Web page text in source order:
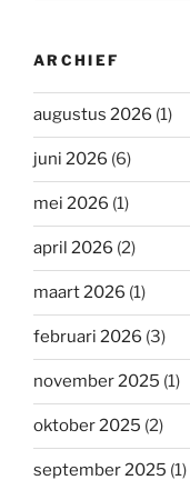
ARCHIEF
augustus 2026 (1)
juni 2026 (6)
mei 2026 (1)
april 2026 (2)
maart 2026 (1)
februari 2026 (3)
november 2025 (1)
oktober 2025 (2)
september 2025 (1)